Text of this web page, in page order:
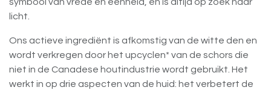
licht.
Ons actieve ingrediënt is afkomstig van de witte den en
wordt verkregen door het upcyclen* van de schors die
niet in de Canadese houtindustrie wordt gebruikt. Het
werkt in op drie aspecten van de huid: het verbetert de